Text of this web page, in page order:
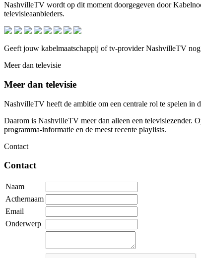
NashvilleTV wordt op dit moment doorgegeven door
televisieaanbieders.
Geeft jouw kabelmaatschappij of tv-provider NashvilleTV
Meer dan televisie
Meer dan televisie
NashvilleTV heeft de ambitie om een centrale rol te spelen in
Daarom is NashvilleTV meer dan alleen een televisiezender.
programma-informatie en de meest recente playlists.
Contact
Contact
Naam
Acthernaam
Email
Onderwerp